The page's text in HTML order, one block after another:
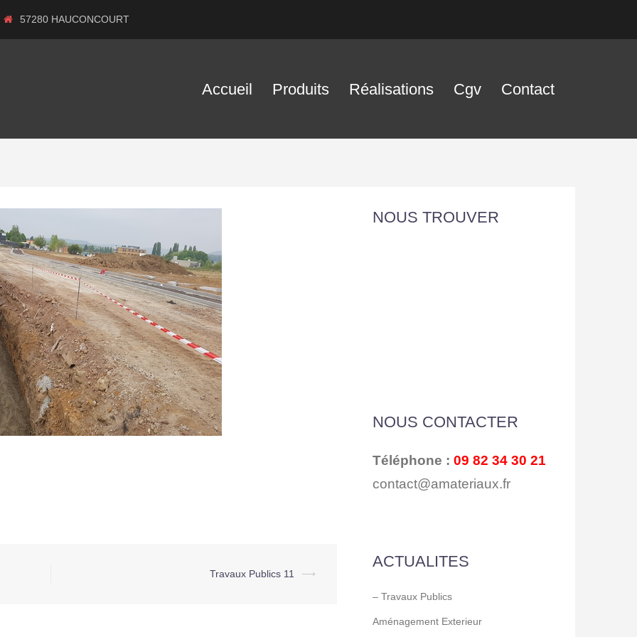
57280 HAUCONCOURT
Accueil Produits Réalisations Cgv Contact
Travaux Publics 11 ⟶
NOUS TROUVER
NOUS CONTACTER
Téléphone : 09 82 34 30 21
contact@amateriaux.fr
ACTUALITES
– Travaux Publics
Aménagement Exterieur